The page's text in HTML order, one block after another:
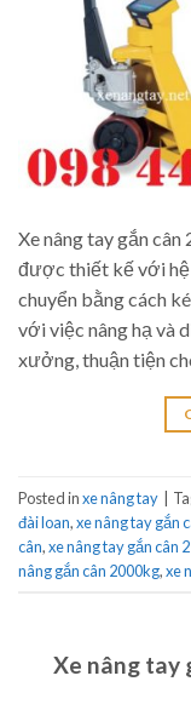
Xe nâng tay gắn
được thiết kế với hệ
chuyển bằng cách
với việc nâng hạ và
xưởng, thuận tiện
Posted inxe nâng tay |
đài loan,xe nâng tay gắn
cân,xe nâng tay gắn cân
nâng gắn cân 2000kg,xe
Xe nâng tay